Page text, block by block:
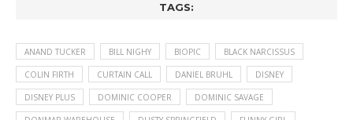
TAGS:
ANAND TUCKER BILL NIGHY BIOPIC BLACK NARCISSUS
COLIN FIRTH CURTAIN CALL DANIEL BRUHL DISNEY
DISNEY PLUS DOMINIC COOPER DOMINIC SAVAGE